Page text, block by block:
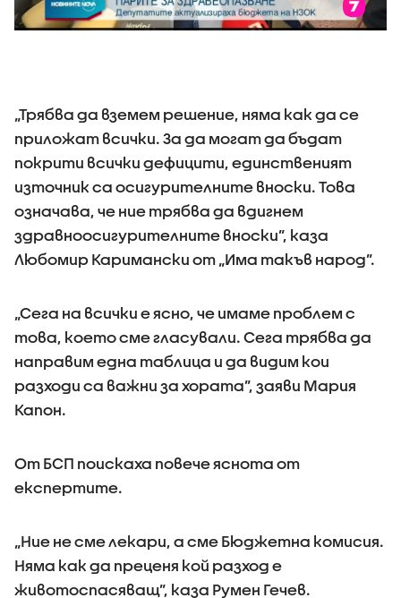
„Трябва да вземем решение, няма как да се
приложат всички. За да могат да бъдат
покрити всички дефицити, единственият
източник са осигурителните вноски. Това
означава, че ние трябва да вдигнем
здравноосигурителните вноски”, каза
Любомир Каримански от „Има такъв народ”.
„Сега на всички е ясно, че имаме проблем с
това, което сме гласували. Сега трябва да
направим една таблица и да видим кои
разходи са важни за хората”, заяви Мария
Капон.
От БСП поискаха повече яснота от
експертите.
„Ние не сме лекари, а сме Бюджетна комисия.
Няма как да преценя кой разход е
животоспасяващ”, каза Румен Гечев.